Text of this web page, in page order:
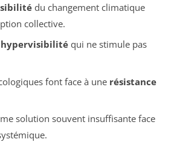
du changement climatique
collective.
hypervisibilitéqui ne stimule pas
font face à une résistance
solution souvent insuffisante face